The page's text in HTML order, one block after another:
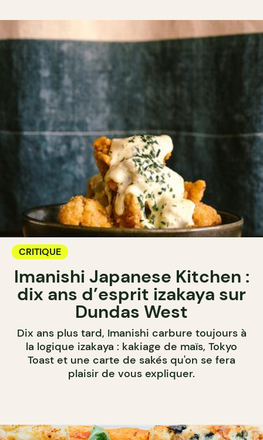
CRITIQUE
Imanishi Japanese Kitchen :
dix ans d’esprit izakaya sur
Dundas West
Dix ans plus tard, Imanishi carbure toujours à
la logique izakaya : kakiage de maïs, Tokyo
Toast et une carte de sakés qu'on se fera
plaisir de vous expliquer.